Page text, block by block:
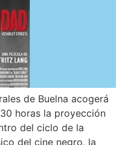
de Buelna acogerá
horas la proyección
del ciclo de la
del cine negro, la